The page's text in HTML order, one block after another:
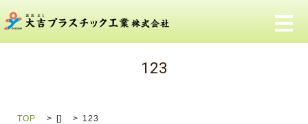
メ
123
TOP [] 123